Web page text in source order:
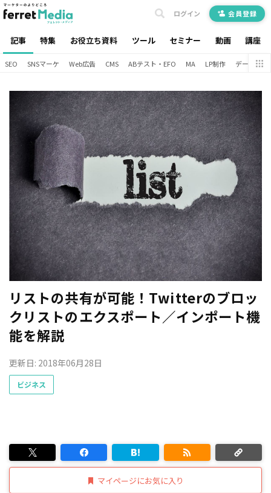
記事 特集 お役立ち資料 ツール セミナー 動画 講座
ログイン 会員登録
SEO SNSマーケ Web広告 CMS ABテスト・EFO MA LP制作 データ分析
リストの共有が可能！Twitterのブロッ
クリストのエクスポート／インポート機
能を解説
更新日: 2018年06月28日
ビジネス
マイページにお気に入り